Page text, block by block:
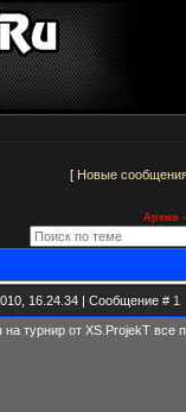
[ Новые
Архив -
16.24.34 | Сообщение # 1
турнир от XS.ProjekT все